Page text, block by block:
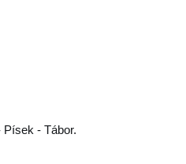
Písek - Tábor.